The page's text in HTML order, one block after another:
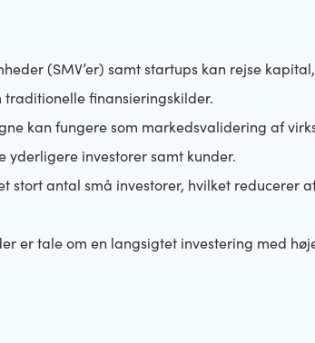
(SMV’er) samt startups kan rejse
finansieringskilder.
kan fungere som markedsvalidering af
investorer samt kunder.
stort antal små investorer, hvilket reducerer
er tale om en langsigtet investering med